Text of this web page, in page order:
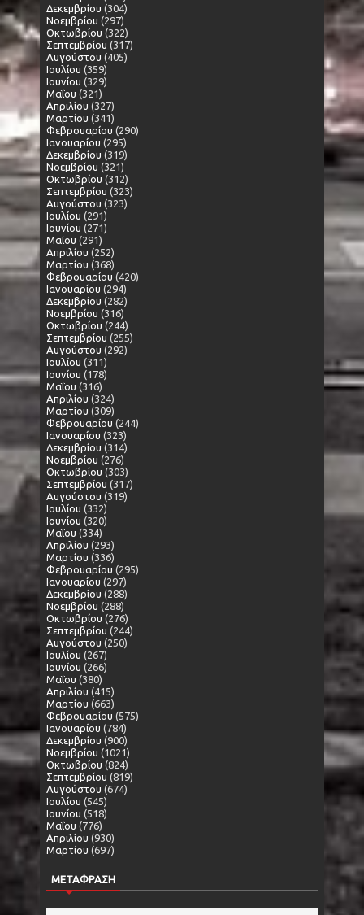
Δεκεμβρίου (304)
Νοεμβρίου (297)
Οκτωβρίου (322)
Σεπτεμβρίου (317)
Αυγούστου (405)
Ιουλίου (359)
Ιουνίου (329)
Μαΐου (321)
Απριλίου (327)
Μαρτίου (341)
Φεβρουαρίου (290)
Ιανουαρίου (295)
Δεκεμβρίου (319)
Νοεμβρίου (321)
Οκτωβρίου (312)
Σεπτεμβρίου (323)
Αυγούστου (323)
Ιουλίου (291)
Ιουνίου (271)
Μαΐου (291)
Απριλίου (252)
Μαρτίου (368)
Φεβρουαρίου (420)
Ιανουαρίου (294)
Δεκεμβρίου (282)
Νοεμβρίου (316)
Οκτωβρίου (244)
Σεπτεμβρίου (255)
Αυγούστου (292)
Ιουλίου (311)
Ιουνίου (178)
Μαΐου (316)
Απριλίου (324)
Μαρτίου (309)
Φεβρουαρίου (244)
Ιανουαρίου (323)
Δεκεμβρίου (314)
Νοεμβρίου (276)
Οκτωβρίου (303)
Σεπτεμβρίου (317)
Αυγούστου (319)
Ιουλίου (332)
Ιουνίου (320)
Μαΐου (334)
Απριλίου (293)
Μαρτίου (336)
Φεβρουαρίου (295)
Ιανουαρίου (297)
Δεκεμβρίου (288)
Νοεμβρίου (288)
Οκτωβρίου (276)
Σεπτεμβρίου (244)
Αυγούστου (250)
Ιουλίου (267)
Ιουνίου (266)
Μαΐου (380)
Απριλίου (415)
Μαρτίου (663)
Φεβρουαρίου (575)
Ιανουαρίου (784)
Δεκεμβρίου (900)
Νοεμβρίου (1021)
Οκτωβρίου (824)
Σεπτεμβρίου (819)
Αυγούστου (674)
Ιουλίου (545)
Ιουνίου (518)
Μαΐου (776)
Απριλίου (930)
Μαρτίου (697)
ΜΕΤΑΦΡΑΣΗ